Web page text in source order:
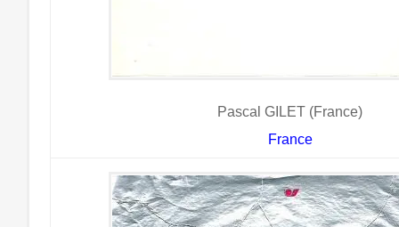
Pascal GILET (France)
France